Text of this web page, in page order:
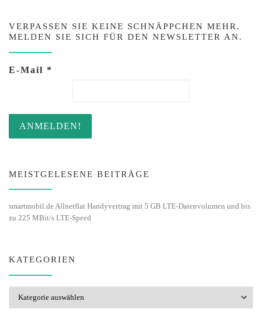
VERPASSEN SIE KEINE SCHNÄPPCHEN MEHR.
MELDEN SIE SICH FÜR DEN NEWSLETTER AN.
E-Mail *
MEISTGELESENE BEITRÄGE
smartmobil.de Allnetflat Handyvertrag mit 5 GB LTE-Datenvolumen und bis
zu 225 MBit/s LTE-Speed
KATEGORIEN